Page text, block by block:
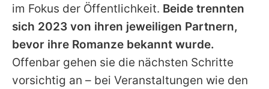
im Fokus der Öffentlichkeit. Beide trennten
sich 2023 von ihren jeweiligen Partnern,
bevor ihre Romanze bekannt wurde.
Offenbar gehen sie die nächsten Schritte
vorsichtig an – bei Veranstaltungen wie den